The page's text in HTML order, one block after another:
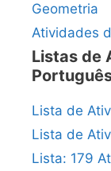
Geometria
Atividades
Listas de
Lista de
Lista de
Lista: 179